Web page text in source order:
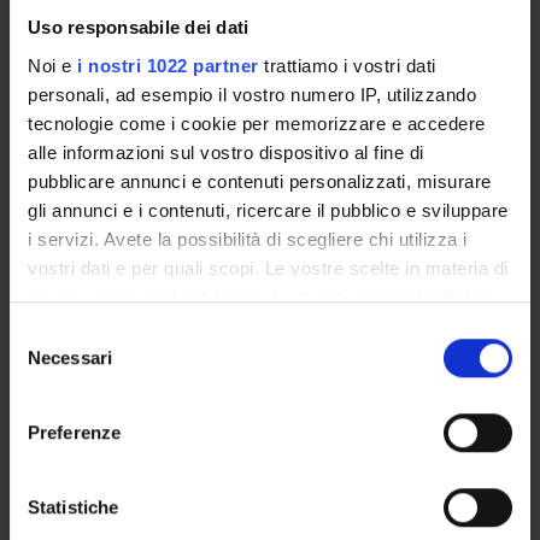
Uso responsabile dei dati
Noi e i nostri 1022 partner trattiamo i vostri dati
personali, ad esempio il vostro numero IP, utilizzando
tecnologie come i cookie per memorizzare e accedere
alle informazioni sul vostro dispositivo al fine di
pubblicare annunci e contenuti personalizzati, misurare
gli annunci e i contenuti, ricercare il pubblico e sviluppare
i servizi. Avete la possibilità di scegliere chi utilizza i
vostri dati e per quali scopi. Le vostre scelte in materia di
privacy sono applicabili solo su questa proprietà digitale
modificare o revocare il proprio consenso in qualsiasi
momento dalla Dichiarazione sui cookie o facendo clic
raccogliere informazioni sulla tua posizione
geografica, con un'approssimazione di qualche
delNecessari
Preferenze
Statistiche
Calendario didattico
Bulletin board
Proposte tesi e stage
Docenti
STUDYING
COURSES
PHD PROGRAMMES AND POSTGRADUATE
Contacts
Places